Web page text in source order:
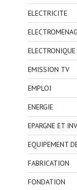
ELECTRICITE
EMISSION TV
EMPLOI
ENERGIE
EPARGNE ET
EQUIPEMENT
FABRICATION
FONDATION